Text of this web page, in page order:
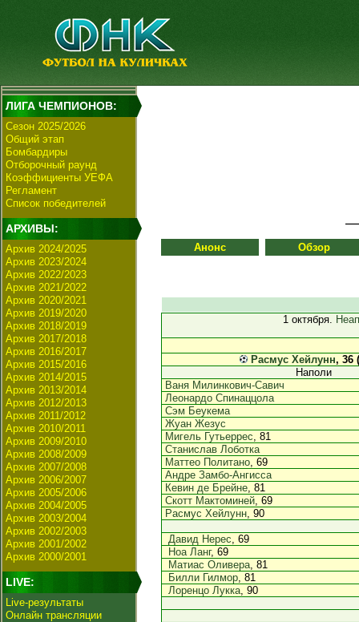
ЛИГА ЧЕМПИОНОВ:
Сезон 2025/2026
Общий этап
Бомбардиры
Отборочный раунд
Коэффициенты УЕФА
Регламент
Список победителей
АРХИВЫ:
Архив 2024/2025
Архив 2023/2024
Архив 2022/2023
Архив 2021/2022
Архив 2020/2021
Архив 2019/2020
Архив 2018/2019
Архив 2017/2018
Архив 2016/2017
Архив 2015/2016
Архив 2014/2015
Архив 2013/2014
Архив 2012/2013
Архив 2011/2012
Архив 2010/2011
Архив 2009/2010
Архив 2008/2009
Архив 2007/2008
Архив 2006/2007
Архив 2005/2006
Архив 2004/2005
Архив 2003/2004
Архив 2002/2003
Архив 2001/2002
Архив 2000/2001
LIVE:
Live-результаты
Онлайн трансляции
Анонс Обзор
1 октября.
Расмус Хейлунн, 36
Наполи
Ваня Милинкович-Савич
Леонардо Спинаццола
Сэм Беукема
Жуан Жезус
Мигель Гутьеррес, 81
Станислав Лоботка
Маттео Политано, 69
Андре Замбо-Ангисса
Кевин де Брейне, 81
Скотт Мактоминей, 69
Расмус Хейлунн, 90
Давид Нерес, 69
Ноа Ланг, 69
Матиас Оливера, 81
Билли Гилмор, 81
Лоренцо Лукка, 90